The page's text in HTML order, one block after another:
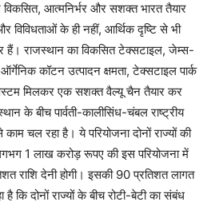
विकसित, आत्मनिर्भर और सशक्त भारत तैयार
विविधताओं के ही नहीं, आर्थिक दृष्टि से भी
हैं। राजस्थान का विकसित टेक्सटाइल, जेम्स-
कॉटन उत्पादन क्षमता, टेक्सटाइल पार्क
मिलकर एक सशक्त वैल्यू चैन तैयार कर
के बीच पार्वती-कालीसिंध-चंबल राष्ट्रीय
चल रहा है। ये परियोजना दोनों राज्यों की
1 लाख करोड़ रूपए की इस परियोजना में
राशि देनी होगी। इसकी 90 प्रतिशत लागत
कि दोनों राज्यों के बीच रोटी-बेटी का संबंध